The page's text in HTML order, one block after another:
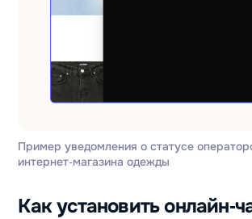
Пример уведомления о статусе
интернет‑магазина одежды
Как установить